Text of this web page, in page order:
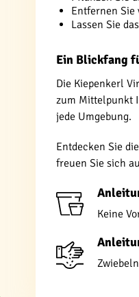
Entfernen
Lassen Sie
Ein Blickfang
Die Kiepenkerl
zum Mittelpunkt
jede Umgebung.
Entdecken Sie
freuen Sie sich
Keine